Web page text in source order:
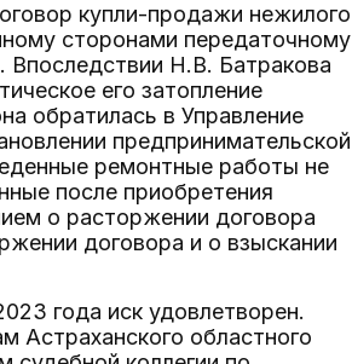
купли-продажи нежилого
сторонами передаточному
Впоследствии Н.В. Батракова
его затопление
обратилась в Управление
предпринимательской
ремонтные работы не
после приобретения
о расторжении договора
договора и о взыскании
года иск удовлетворен.
Астраханского областного